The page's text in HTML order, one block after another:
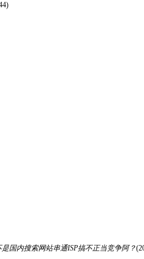
国内搜索网站串通ISP搞不正当竞争阿？